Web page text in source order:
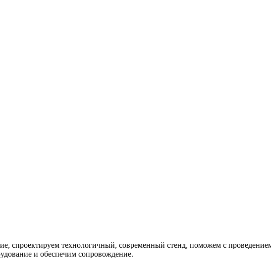
спроектируем технологичный, современный стенд, поможем с
и обеспечим сопровождение.